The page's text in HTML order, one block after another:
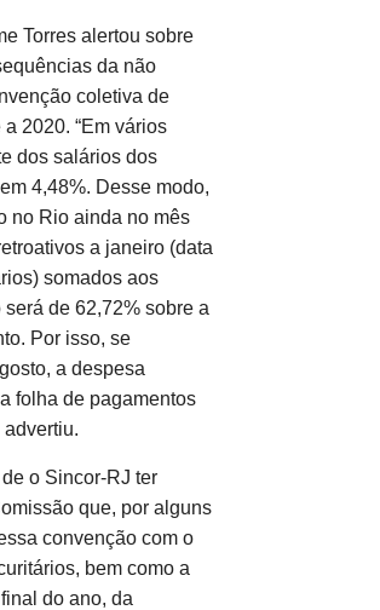
Torres alertou sobre
da não
coletiva de
2020. “Em vários
dos salários dos
4,48%. Desse modo,
no Rio ainda no mês
a janeiro (data
somados aos
de 62,72% sobre a
Por isso, se
a despesa
folha de pagamentos
advertiu.
o Sincor-RJ ter
que, por alguns
convenção com o
bem como a
do ano, da